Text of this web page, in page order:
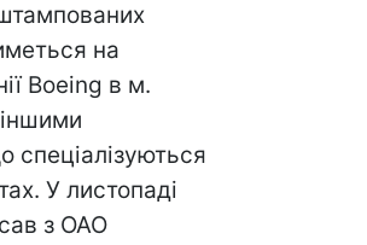
на
Boeing в м.
спеціалізуються
У листопаді
з ОАО